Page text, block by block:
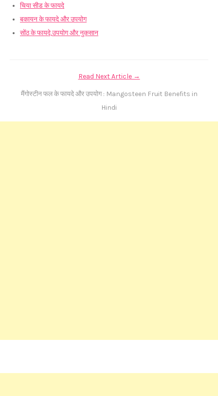
चिया सीड के फायदे
बकायन के फायदे और उपयोग
सोंठ के फायदे,उपयोग और नुकसान
Read Next Article →
मैंगोस्टीन फल के फायदे और उपयोग : Mangosteen Fruit Benefits in
Hindi